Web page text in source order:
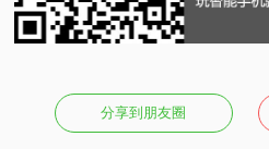
分享到朋友圈